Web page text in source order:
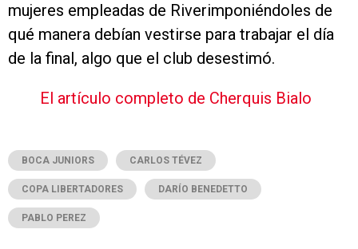
mujeres empleadas de Riverimponiéndoles de
qué manera debían vestirse para trabajar el día
de la final, algo que el club desestimó.
El artículo completo de Cherquis Bialo
BOCA JUNIORS CARLOS TÉVEZ
COPA LIBERTADORES DARÍO BENEDETTO
PABLO PEREZ